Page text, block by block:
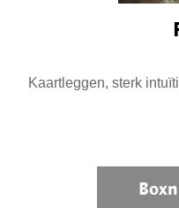
Kaartleggen, sterk